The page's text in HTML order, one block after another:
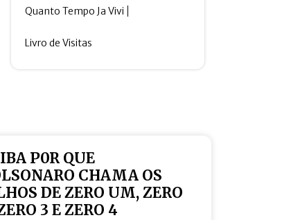
Quanto Tempo Ja Vivi
Livro de Visitas
P0R QUE
CHAMA OS
DE ZERO UM, ZERO
3 E ZERO 4